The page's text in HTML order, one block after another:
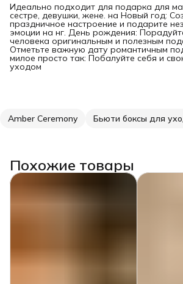
Идеально подходит для подарка для
сестре, девушки, жене. на Новый год:
праздничное настроение и подарите
эмоции на нг. День рождения:
человека оригинальным и полезным
Отметьте важную дату романтичным
милое просто так: Побалуйте себя и
уходом
Amber Ceremony Бьюти боксы для
Похожие товары